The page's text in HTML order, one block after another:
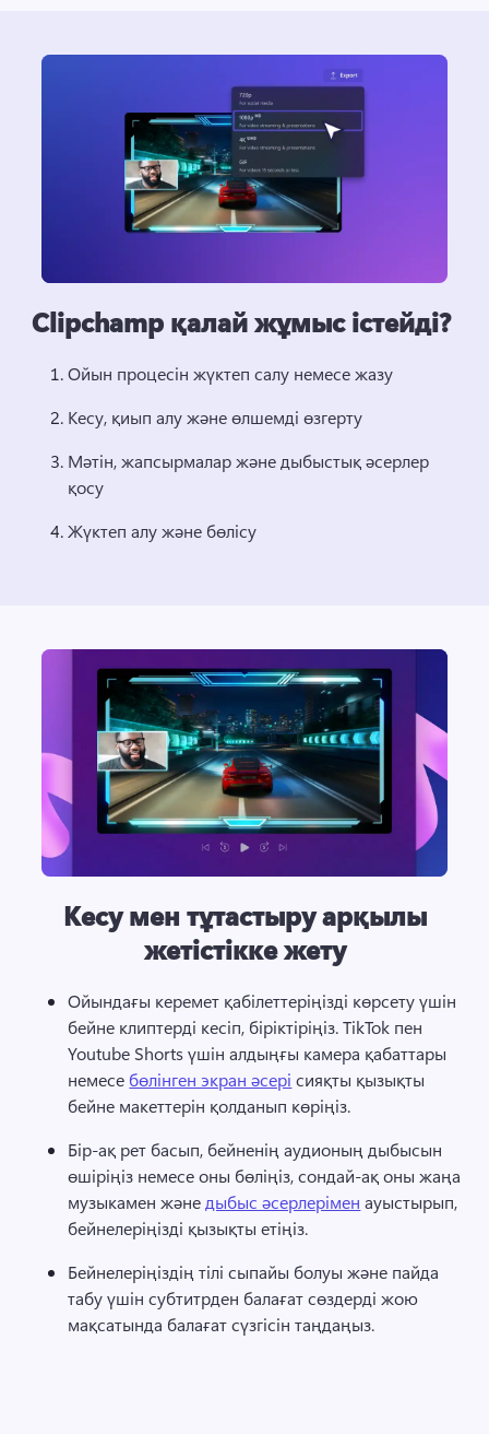
Clipchamp қалай жұмыс істейді?
Ойын процесін жүктеп салу немесе жазу
Кесу, қиып алу және өлшемді өзгерту
Мәтін, жапсырмалар және дыбыстық әсерлер
қосу
Жүктеп алу және бөлісу
Кесу мен тұтастыру арқылы
жетістікке жету
Ойындағы керемет қабілеттеріңізді көрсету үшін
бейне клиптерді кесіп, біріктіріңіз. TikTok пен
Youtube Shorts үшін алдыңғы камера қабаттары
немесе бөлінген экран әсері сияқты қызықты
бейне макеттерін қолданып көріңіз.
Бір-ақ рет басып, бейненің аудионың дыбысын
өшіріңіз немесе оны бөліңіз, сондай-ақ оны жаңа
музыкамен және дыбыс әсерлерімен ауыстырып,
бейнелеріңізді қызықты етіңіз.
Бейнелеріңіздің тілі сыпайы болуы және пайда
табу үшін субтитрден балағат сөздерді жою
мақсатында балағат сүзгісін таңдаңыз.